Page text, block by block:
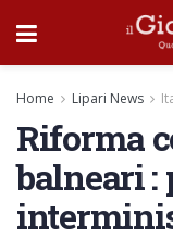
Home Lipari News
Riforma
balneari